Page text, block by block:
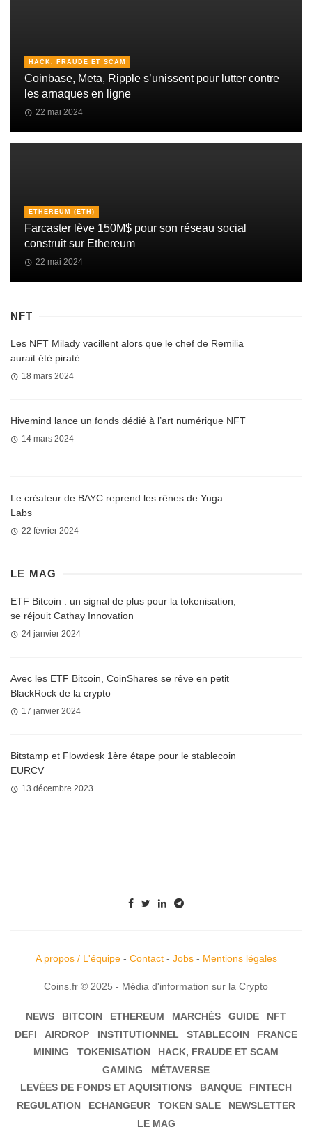
HACK, FRAUDE ET SCAM
Coinbase, Meta, Ripple s’unissent pour lutter contre
les arnaques en ligne
22 mai 2024
ETHEREUM (ETH)
Farcaster lève 150M$ pour son réseau social
construit sur Ethereum
22 mai 2024
NFT
Les NFT Milady vacillent alors que le chef de Remilia
aurait été piraté
18 mars 2024
Hivemind lance un fonds dédié à l’art numérique NFT
14 mars 2024
Le créateur de BAYC reprend les rênes de Yuga
Labs
22 février 2024
LE MAG
ETF Bitcoin : un signal de plus pour la tokenisation,
se réjouit Cathay Innovation
24 janvier 2024
Avec les ETF Bitcoin, CoinShares se rêve en petit
BlackRock de la crypto
17 janvier 2024
Bitstamp et Flowdesk 1ère étape pour le stablecoin
EURCV
13 décembre 2023
A propos / L'équipe- Contact- Jobs- Mentions légales
Coins.fr © 2025 - Média d'information sur la Crypto
NEWS BITCOIN ETHEREUM MARCHÉS GUIDE
NFT
DEFI
AIRDROP INSTITUTIONNEL STABLECOIN
FRANCE
MINING
TOKENISATION
HACK, FRAUDE ET SCAM
GAMING
MÉTAVERSE
LEVÉES DE FONDS ET AQUISITIONS
BANQUE
FINTECH
REGULATION
ECHANGEUR TOKEN SALE
NEWSLETTER
LE MAG